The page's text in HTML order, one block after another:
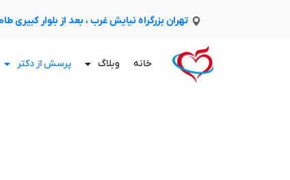
تهران بزرگراه نیایش غرب ، بعد از بلوار کبیری
خانه وبلاگ پرسش از دکتر